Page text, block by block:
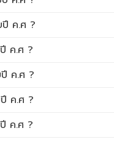
ค.ศ ?
ค.ศ ?
ค.ศ ?
ค.ศ ?
ค.ศ ?